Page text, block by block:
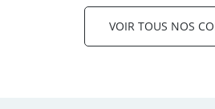
VOIR TOUS NOS